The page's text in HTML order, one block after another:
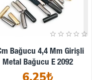
3,5 Mm Kordon Girişli
Bağ Ucu Zarif - Çan
Armut Model E 213